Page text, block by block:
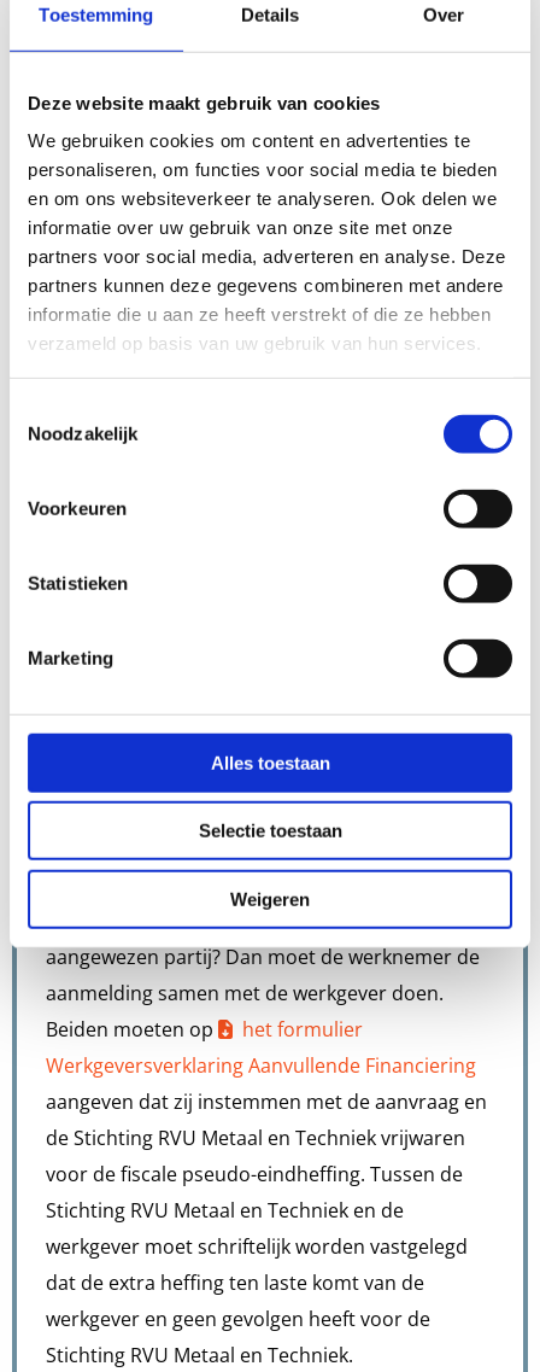
Toestemming Details Over
Deze website maakt gebruik van cookies
We gebruiken cookies om content en advertenties te
personaliseren, om functies voor social media te bieden
en om ons websiteverkeer te analyseren. Ook delen we
informatie over uw gebruik van onze site met onze
partners voor social media, adverteren en analyse. Deze
partners kunnen deze gegevens combineren met andere
informatie die u aan ze heeft verstrekt of die ze hebben
verzameld op basis van uw gebruik van hun services.
Noodzakelijk
Voorkeuren
Statistieken
Marketing
Alles toestaan
Selectie toestaan
Weigeren
RVU Metaal en Techniek ontvangen zijn en
werknemer moet uiterlijk in december 2029 de
AOW-gerechtigde leeftijd bereiken.
Waar vind ik relevante
mogelijkheid zelfstandig een aanvraag in te
dienen, maar uiteraard kunt u ook als werkgever
het initiatief nemen om de mogelijkheid met
werknemers te bespreken. Op deze site is daar
alle relevante informatie voor te vinden (zie ook
de informatie bij ‘Ik ben werknemer’).
werkgever of een door de werkgever
aangewezen partij? Dan moet de werknemer de
aanmelding samen met de werkgever doen.
Beiden moeten op
het formulier
Werkgeversverklaring Aanvullende Financiering
aangeven dat zij instemmen met de aanvraag en
de Stichting RVU Metaal en Techniek vrijwaren
voor de fiscale pseudo-eindheffing. Tussen de
Stichting RVU Metaal en Techniek en de
werkgever moet schriftelijk worden vastgelegd
dat de extra heffing ten laste komt van de
werkgever en geen gevolgen heeft voor de
Stichting RVU Metaal en Techniek.